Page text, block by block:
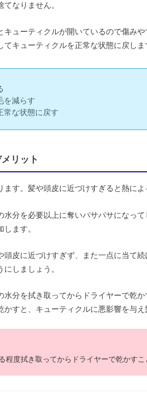
なりません。
キューティクルが開いているので傷み
キューティクルを正常な状態に戻しま
を減らす
常な状態に戻す
リット
ます。髪や頭皮に近づけすぎると熱によ
水分を必要以上に奪いパサパサになっ
ます。
頭皮に近づけすぎず、また一点に当て
しましょう。
水分を拭き取ってからドライヤーで乾
すと、キューティクルに悪影響を与え
程度拭き取ってからドライヤーで乾かすこ